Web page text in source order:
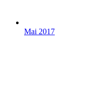
Mai 2017